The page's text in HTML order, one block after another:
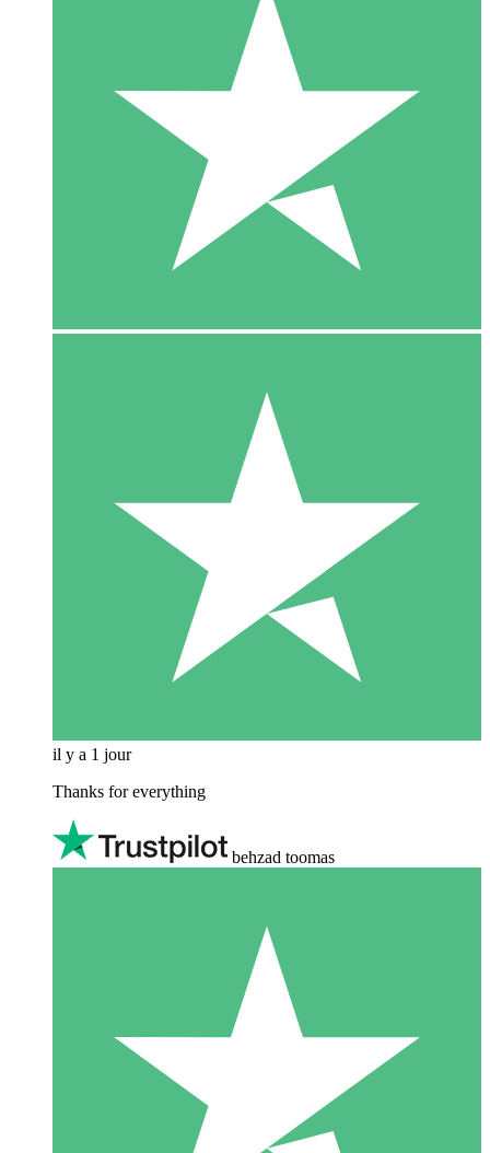
il y a 1 jour
Thanks for everything
behzad toomas